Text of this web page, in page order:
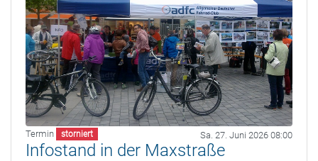
Termin storniert Sa. 27. Juni 2026 08:00
Infostand in der Maxstraße